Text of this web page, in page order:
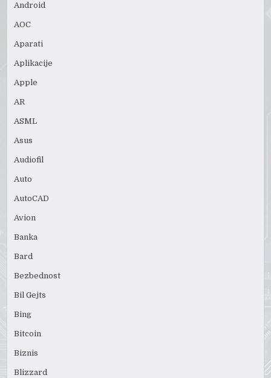
Android
AOC
Aparati
Aplikacije
Apple
AR
ASML
Asus
Audiofil
Auto
AutoCAD
Avion
Banka
Bard
Bezbednost
Bil Gejts
Bing
Bitcoin
Biznis
Blizzard